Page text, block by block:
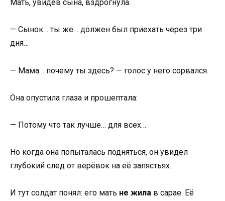
Мать, увидев сына, вздрогнула.
— Сынок… ты же… должен был приехать через три
дня…
— Мама… почему ты здесь? — голос у него сорвался.
Она опустила глаза и прошептала:
— Потому что так лучше… для всех…
Но когда она попыталась подняться, он увидел
глубокий след от верёвок на её запястьях.
И тут солдат понял: его мать не жила в сарае. Её